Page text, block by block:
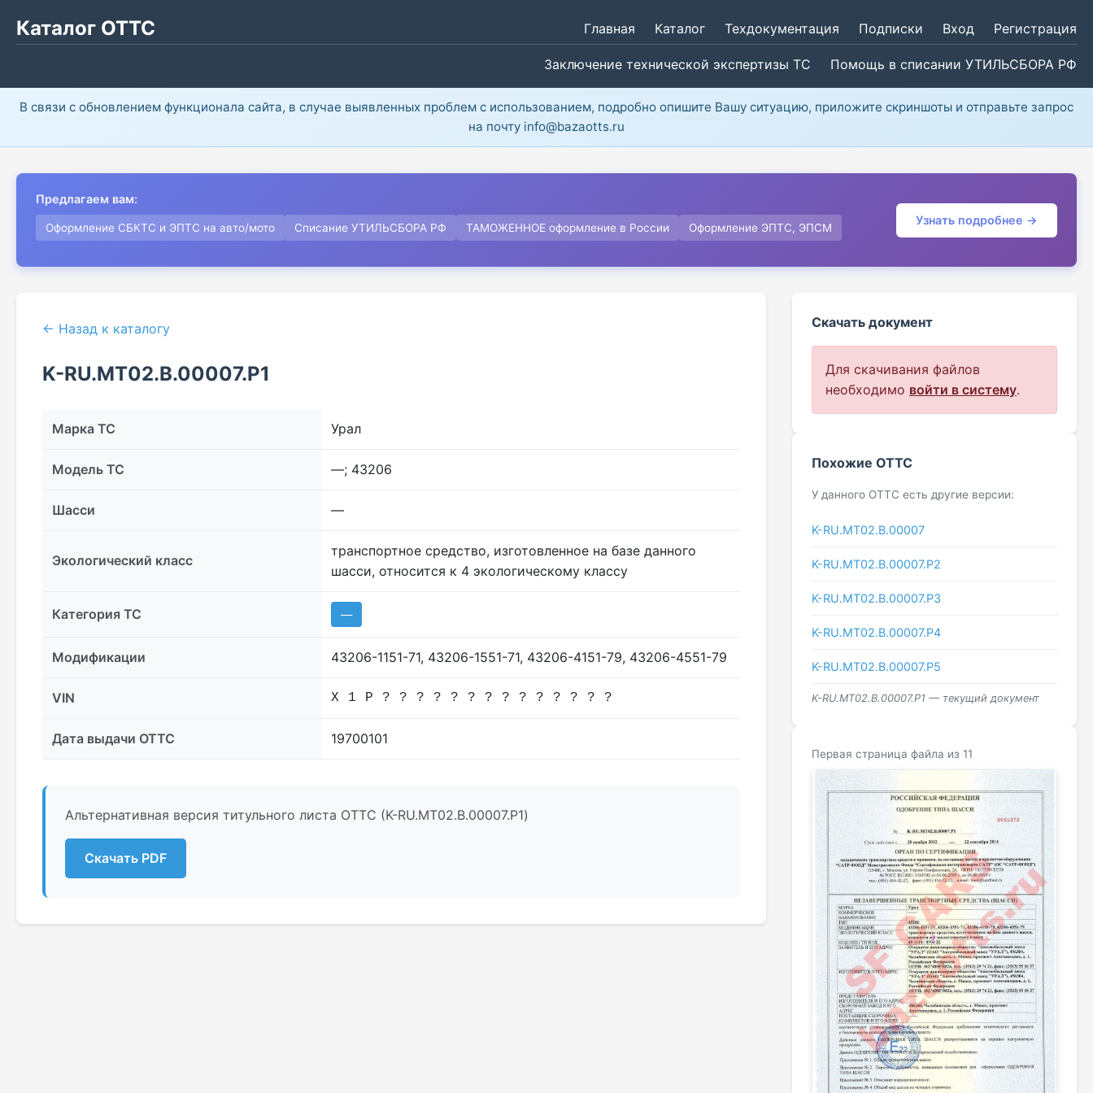
Каталог ОТТС Главная Каталог Техдокументация Подписки Вход Регистрация
Заключение технической экспертизы ТС Помощь в списании УТИЛЬСБОРА РФ
В связи с обновлением функционала сайта, в случае выявленных проблем с использованием, подробно опишите Вашу ситуацию, приложите скриншоты и отправьте запрос
на почту info@bazaotts.ru
Предлагаем вам:
Оформление СБКТС и ЭПТС на авто/мото Списание УТИЛЬСБОРА РФ ТАМОЖЕННОЕ оформление в России Оформление ЭПТС, ЭПСМ
Узнать подробнее →
← Назад к каталогу
K-RU.МТ02.B.00007.P1
Марка ТС Урал
Модель ТС —; 43206
Шасси —
Экологический класс
транспортное средство, изготовленное на базе данного
шасси, относится к 4 экологическому классу
Категория ТС —
Модификации 43206-1151-71, 43206-1551-71, 43206-4151-79, 43206-4551-79
VIN X 1 P ? ? ? ? ? ? ? ? ? ? ? ? ? ?
Дата выдачи ОТТС 19700101
Альтернативная версия титульного листа ОТТС (K-RU.МТ02.B.00007.P1)
Скачать PDF
Скачать документ
Для скачивания файлов
необходимо войти в систему.
Похожие ОТТС
У данного ОТТС есть другие версии:
K-RU.MT02.B.00007
K-RU.МТ02.B.00007.P2
K-RU.МТ02.B.00007.Р3
K-RU.МТ02.B.00007.Р4
K-RU.МТ02.B.00007.Р5
K-RU.МТ02.B.00007.P1 — текущий документ
Первая страница файла из 11